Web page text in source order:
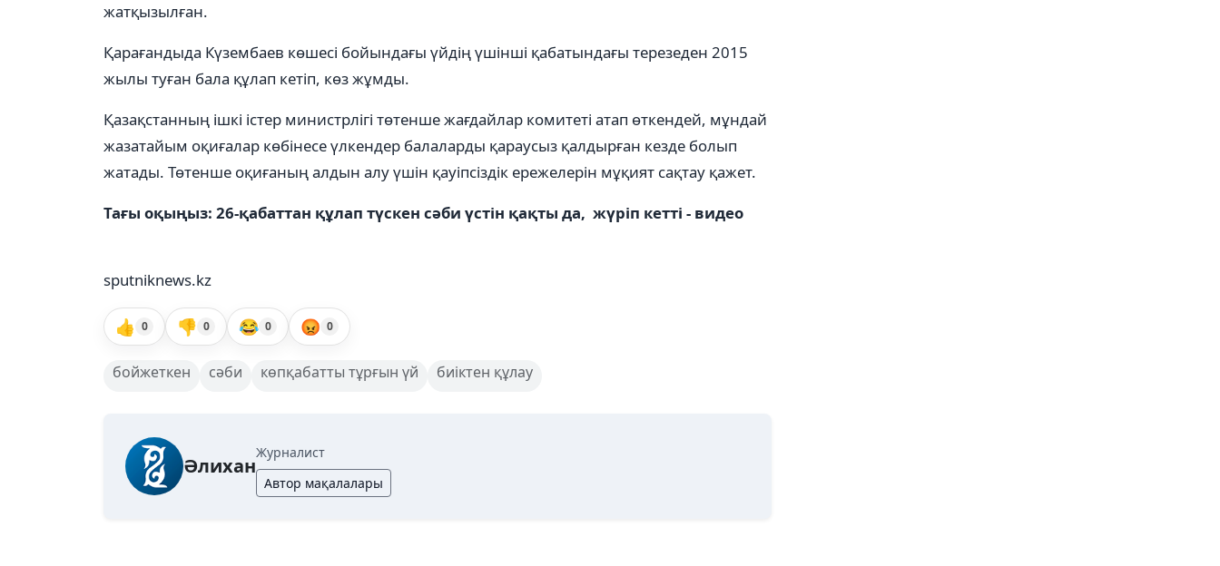
жатқызылған.
Қарағандыда Күзембаев көшесі бойындағы үйдің үшінші қабатындағы терезеден 2015
жылы туған бала құлап кетіп, көз жұмды.
Қазақстанның ішкі істер министрлігі төтенше жағдайлар комитеті атап өткендей, мұндай
жазатайым оқиғалар көбінесе үлкендер балаларды қараусыз қалдырған кезде болып
жатады. Төтенше оқиғаның алдын алу үшін қауіпсіздік ережелерін мұқият сақтау қажет.
Тағы оқыңыз: 26-қабаттан құлап түскен сәби үстін қақты да, жүріп кетті - видео
sputniknews.kz
👍 0 👎 0 😂 0 😡 0
бойжеткен сәби көпқабатты тұрғын үй биіктен құлау
Әлихан
Журналист
Автор мақалалары